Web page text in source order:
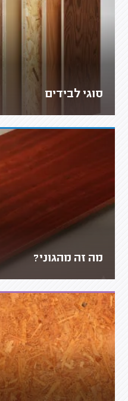
סוגי לבידים
מה זה מהגוני?